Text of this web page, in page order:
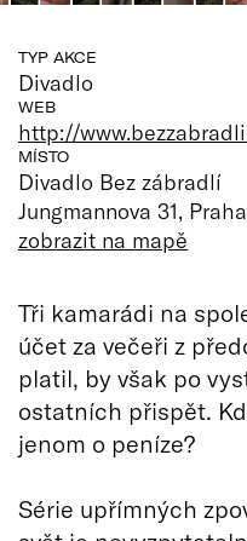
TYP AKCE
Divadlo
WEB
http://
MÍSTO
Divadlo Bez zábradlí
Jungmannova 31, Praha
zobrazit na mapě
Tři kamarádi na
účet za večeři z
platil, by však po
ostatních přispět.
jenom o peníze?
Série upřímných